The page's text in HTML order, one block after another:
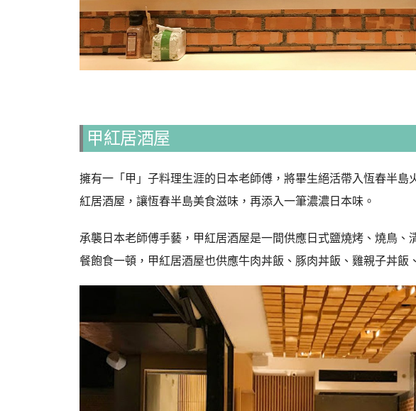
甲紅居酒屋
擁有一「甲」子料理生涯的日本老師傅，將畢生絕活帶入恆春半島
紅居酒屋，讓恆春半島美食滋味，再添入一筆濃濃日本味。
承襲日本老師傅手藝，甲紅居酒屋是一間供應日式鹽燒烤、燒鳥
餐飽食一頓，甲紅居酒屋也供應牛肉丼飯、豚肉丼飯、雞親子丼飯